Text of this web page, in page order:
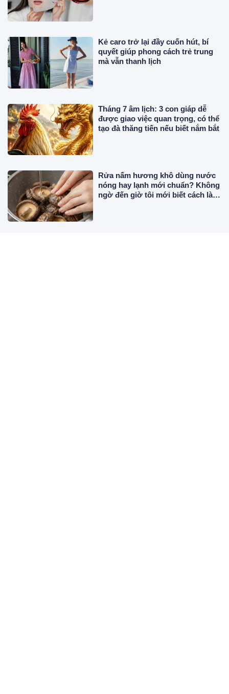
Kẻ caro trở lại đầy cuốn hút, bí
quyết giúp phong cách trẻ trung
mà vẫn thanh lịch
Tháng 7 âm lịch: 3 con giáp dễ
được giao việc quan trọng, có thể
tạo đà thăng tiến nếu biết nắm bắt
Rửa nấm hương khô dùng nước
nóng hay lạnh mới chuẩn? Không
ngờ đến giờ tôi mới biết cách làm